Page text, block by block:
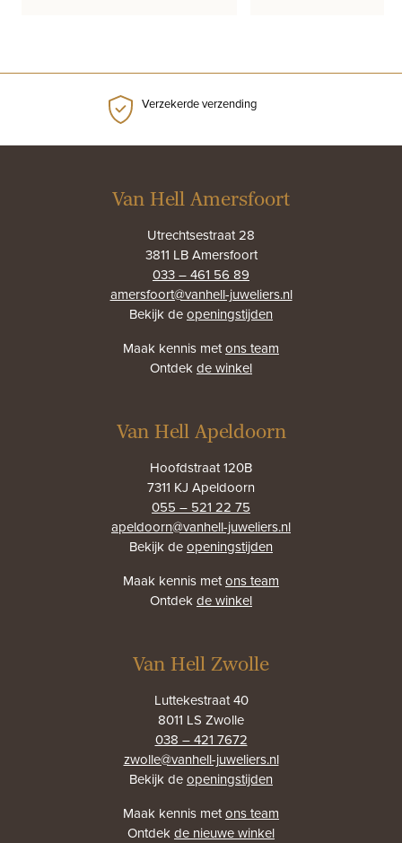
Verzekerde verzending
Van Hell Amersfoort
Utrechtsestraat 28
3811 LB Amersfoort
033 – 461 56 89
amersfoort@vanhell-juweliers.nl
Bekijk deopeningstijden
Maak kennis metons team
Ontdekde winkel
Van Hell Apeldoorn
Hoofdstraat 120B
7311 KJ Apeldoorn
055 – 521 22 75
apeldoorn@vanhell-juweliers.nl
Bekijk deopeningstijden
Maak kennis metons team
Ontdekde winkel
Van Hell Zwolle
Luttekestraat 40
8011 LS Zwolle
038 – 421 7672
zwolle@vanhell-juweliers.nl
Bekijk deopeningstijden
Maak kennis metons team
Ontdekde nieuwe winkel